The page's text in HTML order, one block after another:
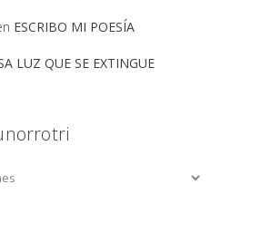
ESCRIBO MI POESÍA
LUZ QUE SE EXTINGUE